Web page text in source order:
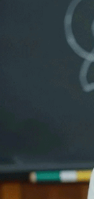
最热
全部 大陆